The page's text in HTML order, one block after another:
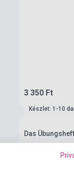
3 350 Ft
Készlet: 1-10
Das